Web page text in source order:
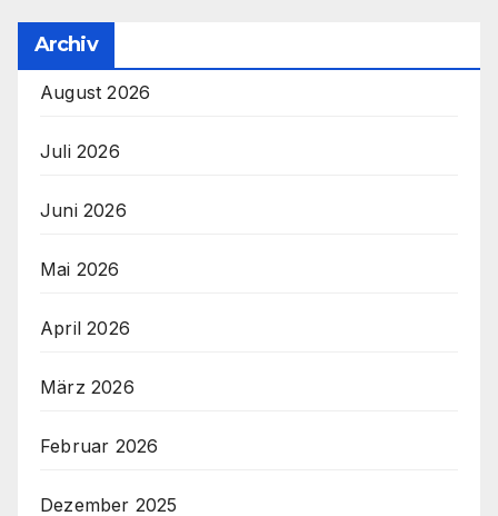
Archiv
August 2026
Juli 2026
Juni 2026
Mai 2026
April 2026
März 2026
Februar 2026
Dezember 2025